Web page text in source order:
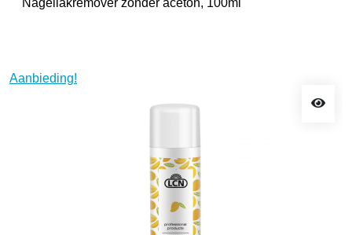
Aanbieding!